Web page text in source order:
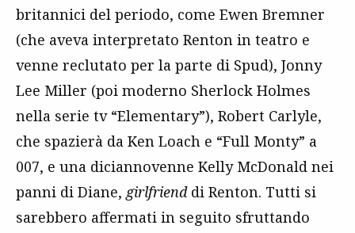
britannici del periodo, come Ewen Bremner
(che aveva interpretato Renton in teatro e
venne reclutato per la parte di Spud), Jonny
Lee Miller (poi moderno Sherlock Holmes
nella serie tv “Elementary”), Robert Carlyle,
che spazierà da Ken Loach e “Full Monty” a
007, e una diciannovenne Kelly McDonald nei
panni di Diane, girlfrienddi Renton. Tutti si
sarebbero affermati in seguito sfruttando